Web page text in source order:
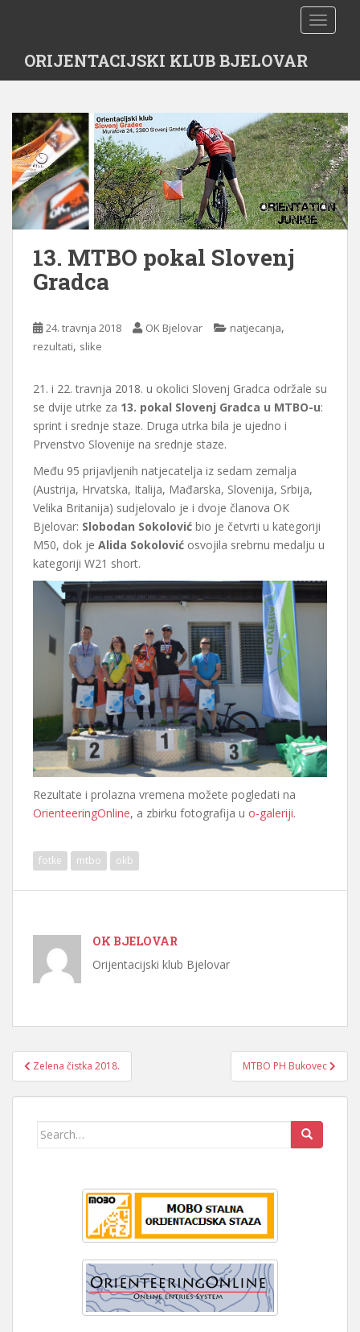
t
ORIJENTACIJSKI KLUB BJELOVAR
13. MTBO pokal Slovenj
Gradca
24. travnja 2018 OK Bjelovar natjecanja,
rezultati, slike
21. i 22. travnja 2018. u okolici Slovenj Gradca održale su
se dvije utrke za 13. pokal Slovenj Gradca u MTBO-u:
sprint i srednje staze. Druga utrka bila je ujedno i
Prvenstvo Slovenije na srednje staze.
Među 95 prijavljenih natjecatelja iz sedam zemalja
(Austrija, Hrvatska, Italija, Mađarska, Slovenija, Srbija,
Velika Britanija) sudjelovalo je i dvoje članova OK
Bjelovar: Slobodan Sokolović bio je četvrti u kategoriji
M50, dok je Alida Sokolović osvojila srebrnu medalju u
kategoriji W21 short.
Rezultate i prolazna vremena možete pogledati na
OrienteeringOnline, a zbirku fotografija u o-galeriji.
fotke mtbo okb
OK BJELOVAR
Orijentacijski klub Bjelovar
Navigacija
objava
Zelena čistka 2018. MTBO PH Bukovec
Search